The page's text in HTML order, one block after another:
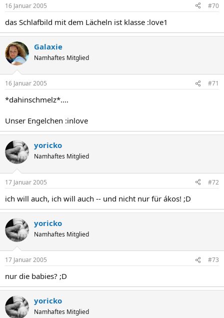
16 Januar 2005 #70
das Schlafbild mit dem Lächeln ist klasse :love1
Galaxie
Namhaftes Mitglied
16 Januar 2005 #71
*dahinschmelz*....
Unser Engelchen :inlove
yoricko
Namhaftes Mitglied
17 Januar 2005 #72
ich will auch, ich will auch -- und nicht nur für ákos! ;D
yoricko
Namhaftes Mitglied
17 Januar 2005 #73
nur die babies? ;D
yoricko
Namhaftes Mitglied